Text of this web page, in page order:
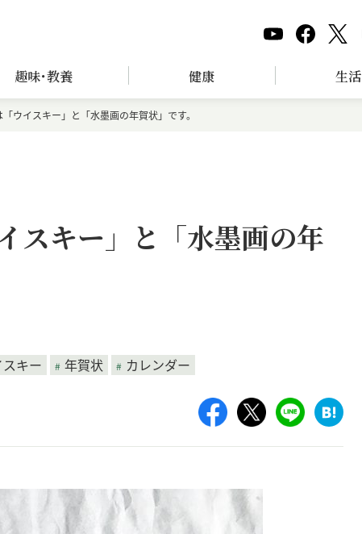
趣味･教養 健康 生活
ウイスキー」と「水墨画の年賀状」です。
スキー」と「水墨画の年
スキー 年賀状 カレンダー